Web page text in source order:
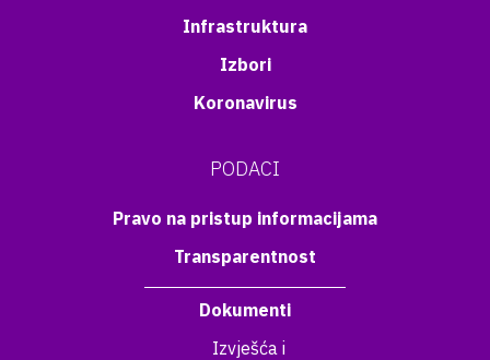
Infrastruktura
Izbori
Koronavirus
PODACI
Pravo na pristup informacijama
Transparentnost
Dokumenti
Izvješća i